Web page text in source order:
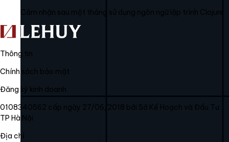
Cảm nhận sau một tháng sử dụng ngôn ngữ lập trình Clojure
Thông tin
Chính sách bảo mật
Đăng ký kinh doanh
0108340562 cấp ngày 27/06/2018 bởi Sở Kế Hoạch và Đầu Tư
TP Hà Nội
Địa chỉ